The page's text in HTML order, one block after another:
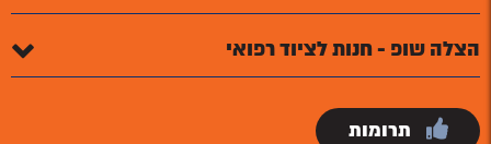
הצלה שופ - חנות לציוד רפואי
תרומות